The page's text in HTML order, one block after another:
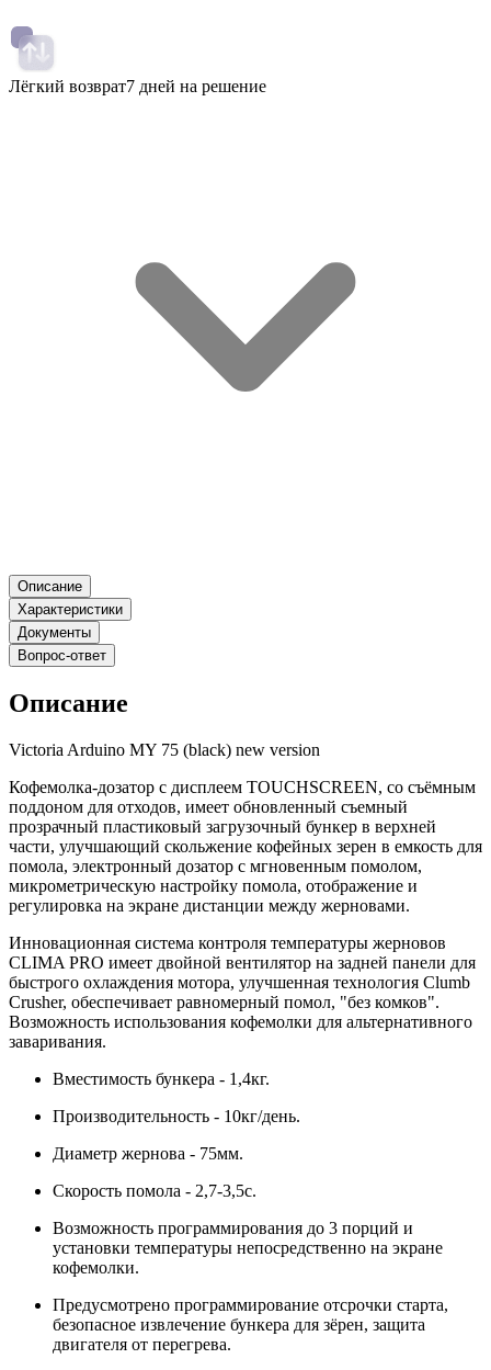
Лёгкий возврат7 дней на решение
Описание
Характеристики
Документы
Вопрос-ответ
Описание
Victoria Arduino MY 75 (black) new version
Кофемолка-дозатор с дисплеем TOUCHSCREEN, со съёмным
поддоном для отходов, имеет обновленный съемный
прозрачный пластиковый загрузочный бункер в верхней
части, улучшающий скольжение кофейных зерен в емкость для
помола, электронный дозатор с мгновенным помолом,
микрометрическую настройку помола, отображение и
регулировка на экране дистанции между жерновами.
Инновационная система контроля температуры жерновов
CLIMA PRO имеет двойной вентилятор на задней панели для
быстрого охлаждения мотора, улучшенная технология Clumb
Crusher, обеспечивает равномерный помол, "без комков".
Возможность использования кофемолки для альтернативного
заваривания.
Вместимость бункера - 1,4кг.
Производительность - 10кг/день.
Диаметр жернова - 75мм.
Скорость помола - 2,7-3,5с.
Возможность программирования до 3 порций и
установки температуры непосредственно на экране
кофемолки.
Предусмотрено программирование отсрочки старта,
безопасное извлечение бункера для зёрен, защита
двигателя от перегрева.